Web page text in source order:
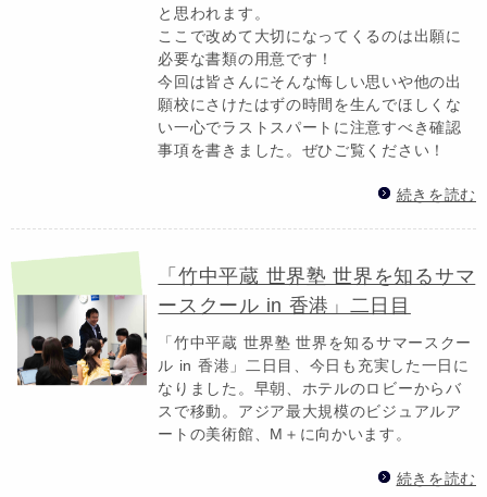
と思われます。
ここで改めて大切になってくるのは出願に
必要な書類の用意です！
今回は皆さんにそんな悔しい思いや他の出
願校にさけたはずの時間を生んでほしくな
い一心でラストスパートに注意すべき確認
事項を書きました。ぜひご覧ください！
続きを読む
「竹中平蔵 世界塾 世界を知るサマ
ースクール in 香港」二日目
「竹中平蔵 世界塾 世界を知るサマースクー
ル in 香港」二日目、今日も充実した一日に
なりました。早朝、ホテルのロビーからバ
スで移動。アジア最大規模のビジュアルア
ートの美術館、M＋に向かいます。
続きを読む